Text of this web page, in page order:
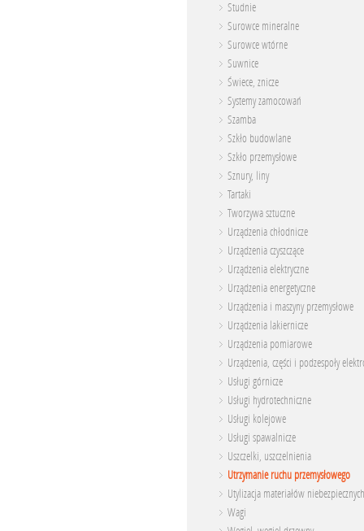
Studnie
Surowce mineralne
Surowce wtórne
Suwnice
Świece, znicze
Systemy zamocowań
Szamba
Szkło budowlane
Szkło przemysłowe
Sznury, liny
Tartaki
Tworzywa sztuczne
Urządzenia chłodnicze
Urządzenia czyszczące
Urządzenia elektryczne
Urządzenia energetyczne
Urządzenia i maszyny przemysłowe
Urządzenia lakiernicze
Urządzenia pomiarowe
Urządzenia, części i podzespoły
Usługi górnicze
Usługi hydrotechniczne
Usługi kolejowe
Usługi spawalnicze
Uszczelki, uszczelnienia
Utrzymanie ruchu przemysłowego
Utylizacja materiałów niebezpiecznych
Wagi